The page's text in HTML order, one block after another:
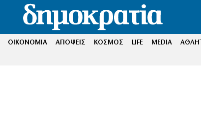
ΟΙΚΟΝΟΜΙΑ ΑΠΟΨΕΙΣ ΚΟΣΜΟΣ LIFE MEDIA